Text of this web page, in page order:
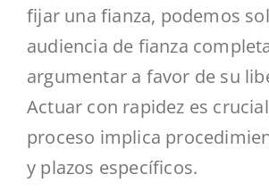
fijar una fianza, podemos
audiencia de fianza
argumentar a favor de su
Actuar con rapidez es
proceso implica
y plazos específicos.